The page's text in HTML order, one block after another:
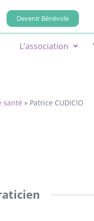
Devenir Bénévole
L’association
santé » Patrice CUDICIO